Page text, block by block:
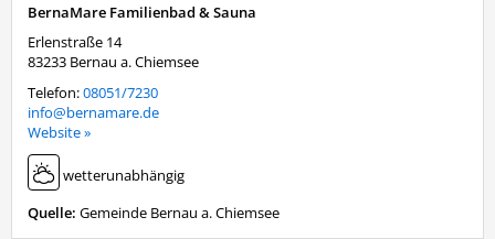
BernaMare Familienbad & Sauna
Erlenstraße 14
83233 Bernau a. Chiemsee
Telefon:08051/7230
info@bernamare.de
Website »
wetterunabhängig
Quelle: Gemeinde Bernau a. Chiemsee